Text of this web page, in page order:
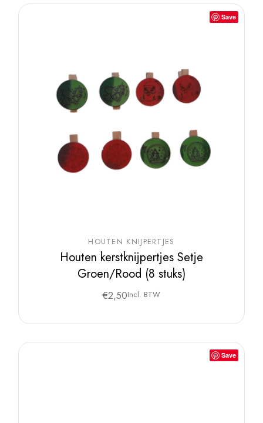
Save
HOUTEN KNIJPERTJES
Houten kerstknijpertjes Setje
Groen/Rood (8 stuks)
€2,50Incl. BTW
Save